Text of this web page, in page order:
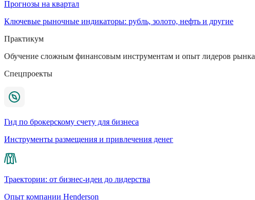
Прогнозы на квартал
Ключевые рыночные индикаторы: рубль, золото, нефть и другие
Практикум
Обучение сложным финансовым инструментам и опыт лидеров рынка
Спецпроекты
Гид по брокерскому счету для бизнеса
Инструменты размещения и привлечения денег
Траектории: от бизнес-идеи до лидерства
Опыт компании Henderson